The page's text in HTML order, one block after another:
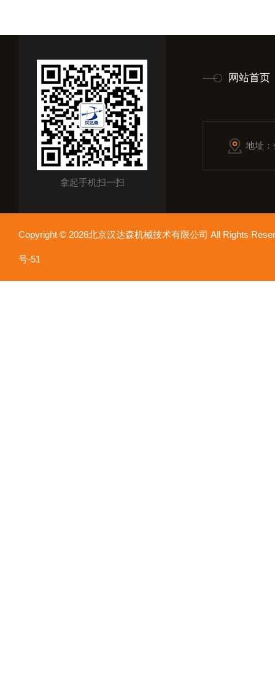
拿起手机扫一扫
网站首页
地址
Copyright © 2026北京汉达森机械技术有限公司 All Rights
号-51